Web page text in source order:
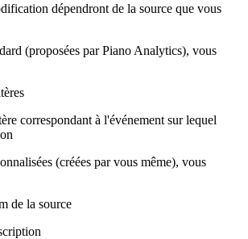
dépendront de la source que vous
(proposées par Piano Analytics), vous
correspondant à l'événement sur lequel
(créées par vous même), vous
de la source